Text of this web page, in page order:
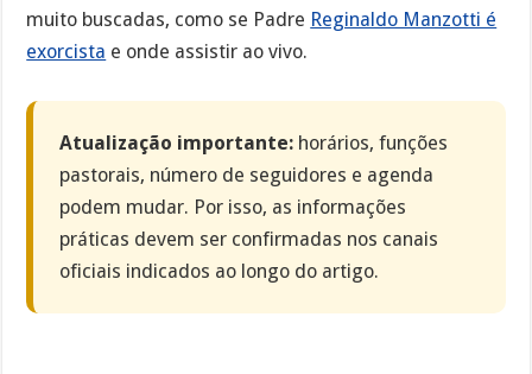
muito buscadas, como se Padre Reginaldo Manzotti é
exorcista e onde assistir ao vivo.
Atualização importante: horários, funções
pastorais, número de seguidores e agenda
podem mudar. Por isso, as informações
práticas devem ser confirmadas nos canais
oficiais indicados ao longo do artigo.